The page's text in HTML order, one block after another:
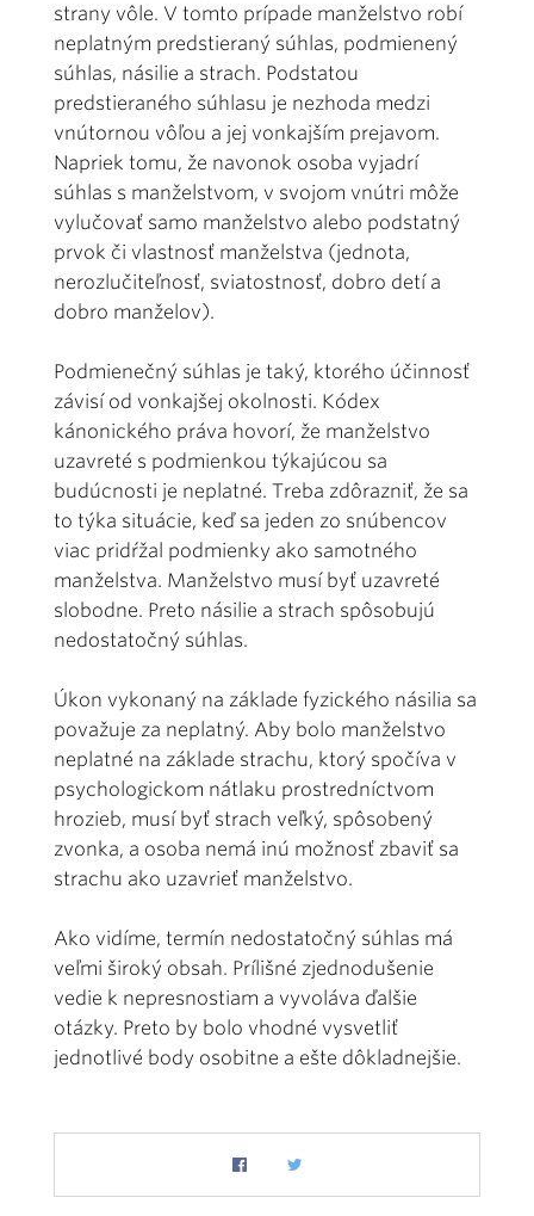
strany vôle. V tomto prípade manželstvo robí
neplatným predstieraný súhlas, podmienený
súhlas, násilie a strach. Podstatou
predstieraného súhlasu je nezhoda medzi
vnútornou vôľou a jej vonkajším prejavom.
Napriek tomu, že navonok osoba vyjadrí
súhlas s manželstvom, v svojom vnútri môže
vylučovať samo manželstvo alebo podstatný
prvok či vlastnosť manželstva (jednota,
nerozlučiteľnosť, sviatostnosť, dobro detí a
dobro manželov).
Podmienečný súhlas je taký, ktorého účinnosť
závisí od vonkajšej okolnosti. Kódex
kánonického práva hovorí, že manželstvo
uzavreté s podmienkou týkajúcou sa
budúcnosti je neplatné. Treba zdôrazniť, že sa
to týka situácie, keď sa jeden zo snúbencov
viac pridŕžal podmienky ako samotného
manželstva. Manželstvo musí byť uzavreté
slobodne. Preto násilie a strach spôsobujú
nedostatočný súhlas.
Úkon vykonaný na základe fyzického násilia sa
považuje za neplatný. Aby bolo manželstvo
neplatné na základe strachu, ktorý spočíva v
psychologickom nátlaku prostredníctvom
hrozieb, musí byť strach veľký, spôsobený
zvonka, a osoba nemá inú možnosť zbaviť sa
strachu ako uzavrieť manželstvo.
Ako vidíme, termín nedostatočný súhlas má
veľmi široký obsah. Prílišné zjednodušenie
vedie k nepresnostiam a vyvoláva ďalšie
otázky. Preto by bolo vhodné vysvetliť
jednotlivé body osobitne a ešte dôkladnejšie.